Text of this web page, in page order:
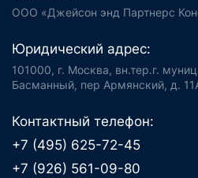
ООО «Джейсон энд Партнерс
Юридический адрес:
101000, г. Москва, вн.тер.г.
Басманный, пер Армянский, д.
Контактный телефон:
+7 (495) 625-72-45
+7 (926) 561-09-80